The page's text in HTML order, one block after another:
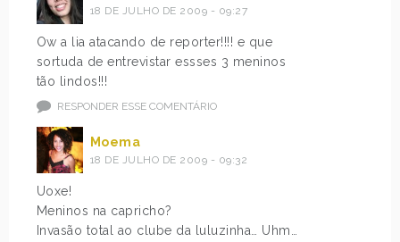
18 DE JULHO DE 2009 - 09:27
Ow a lia atacando de reporter!!!! e que
sortuda de entrevistar essses 3 meninos
tão lindos!!!
RESPONDER ESSE COMENTÁRIO
Moema
18 DE JULHO DE 2009 - 09:32
Uoxe!
Meninos na capricho?
Invasão total ao clube da luluzinha… Uhm…